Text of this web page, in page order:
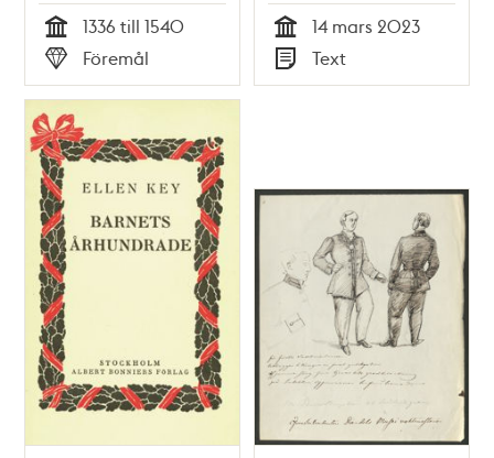
Tid
1336 till 1540
Typ
Föremål Tid
14 mars 2023
Typ
Text